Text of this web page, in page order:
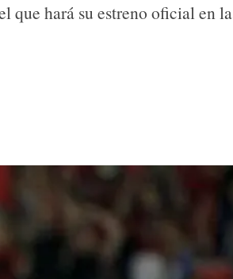
que hará su estreno oficial en la